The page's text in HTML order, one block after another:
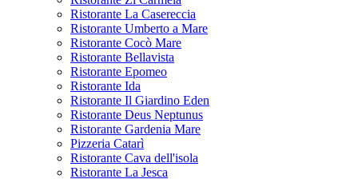
Ristorante La Casereccia
Ristorante Umberto a Mare
Ristorante Cocò Mare
Ristorante Bellavista
Ristorante Epomeo
Ristorante Ida
Ristorante Il Giardino Eden
Ristorante Deus Neptunus
Ristorante Gardenia Mare
Pizzeria Catarì
Ristorante Cava dell'isola
Ristorante La Jesca